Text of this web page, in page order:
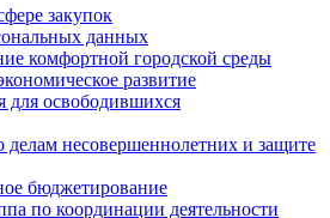
закупок
данных
комфортной городской среды
развитие
освободившихся
делам несовершеннолетних и защите
бюджетирование
по координации деятельности